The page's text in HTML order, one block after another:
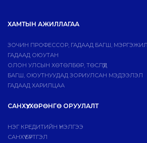
ХАМТЫН АЖИЛЛАГАА
ЗОЧИН ПРОФЕССОР, ГАДААД БАГШ,
ГАДААД ОЮУТАН
ОЛОН УЛСЫН ХӨТӨЛБӨР, ТӨСЛҮҮД
БАГШ, ОЮУТНУУДАД ЗОРИУЛСАН МЭДЭЭЛЭЛ
ГАДААД ХАРИЛЦАА
САНХҮҮ, ХӨРӨНГӨ ОРУУЛАЛТ
НЭГ КРЕДИТИЙН ҮНЭЛГЭЭ
САНХҮҮ БҮРТГЭЛ